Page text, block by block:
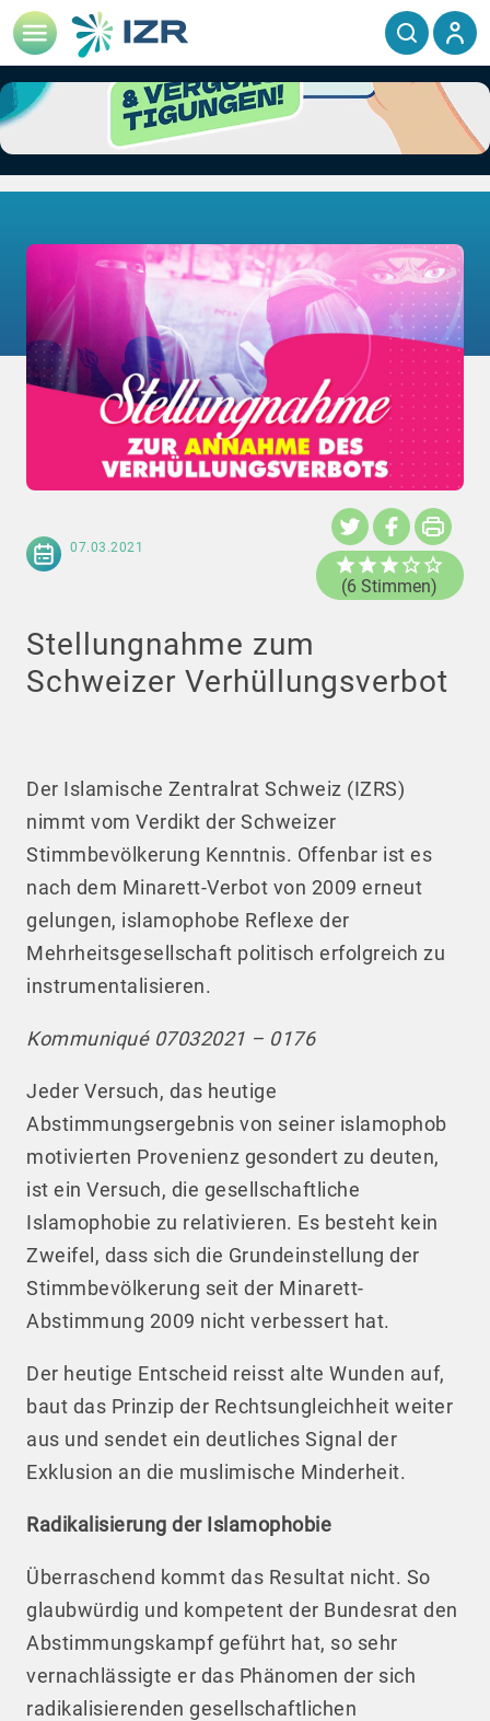
07.03.2021
(6 Stimmen)
Stellungnahme zum
Schweizer Verhüllungsverbot
Der Islamische Zentralrat Schweiz (IZRS)
nimmt vom Verdikt der Schweizer
Stimmbevölkerung Kenntnis. Offenbar ist es
nach dem Minarett-Verbot von 2009 erneut
gelungen, islamophobe Reflexe der
Mehrheitsgesellschaft politisch erfolgreich zu
instrumentalisieren.
Kommuniqué 07032021 – 0176
Jeder Versuch, das heutige
Abstimmungsergebnis von seiner islamophob
motivierten Provenienz gesondert zu deuten,
ist ein Versuch, die gesellschaftliche
Islamophobie zu relativieren. Es besteht kein
Zweifel, dass sich die Grundeinstellung der
Stimmbevölkerung seit der Minarett-
Abstimmung 2009 nicht verbessert hat.
Der heutige Entscheid reisst alte Wunden auf,
baut das Prinzip der Rechtsungleichheit weiter
aus und sendet ein deutliches Signal der
Exklusion an die muslimische Minderheit.
Radikalisierung der Islamophobie
Überraschend kommt das Resultat nicht. So
glaubwürdig und kompetent der Bundesrat den
Abstimmungskampf geführt hat, so sehr
vernachlässigte er das Phänomen der sich
radikalisierenden gesellschaftlichen